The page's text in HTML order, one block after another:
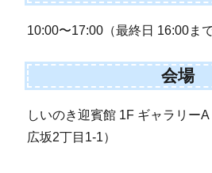
10:00〜17:00（最終日 16:00まで
会場
しいのき迎賓館 1F ギャラリー
広坂2丁目1-1）